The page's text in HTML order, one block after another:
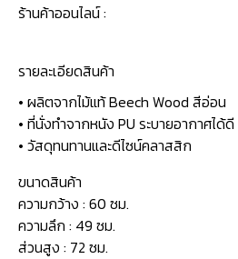
ร้านค้าออนไลน์ :
รายละเอียดสินค้า
• ผลิตจากไม้แท้ Beech Wood สีอ่อน
• ที่นั่งทำจากหนัง PU ระบายอากาศได้
• วัสดุทนทานและดีไซน์คลาสสิก
ขนาดสินค้า
ความกว้าง : 60 ซม.
ความลึก : 49 ซม.
ส่วนสูง : 72 ซม.